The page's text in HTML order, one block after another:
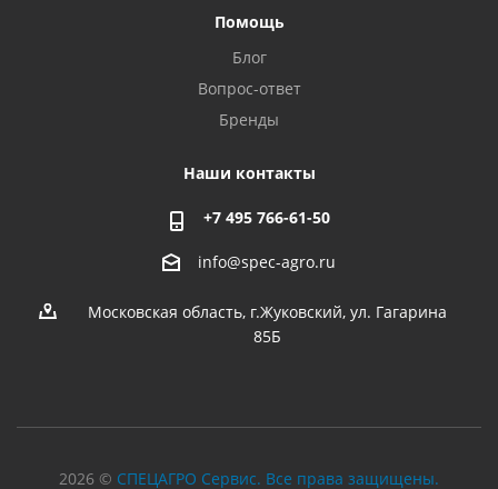
Помощь
Блог
Вопрос-ответ
Бренды
Наши контакты
+7 495 766-61-50
info@spec-agro.ru
Московская область, г.Жуковский, ул. Гагарина
85Б
2026 © СПЕЦАГРО Сервис. Все права защищены.